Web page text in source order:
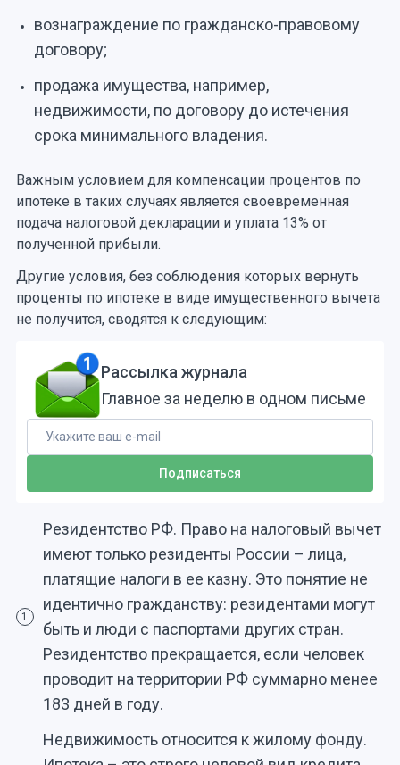
вознаграждение по гражданско-правовому
договору;
продажа имущества, например,
недвижимости, по договору до истечения
срока минимального владения.
Важным условием для компенсации процентов по
ипотеке в таких случаях является своевременная
подача налоговой декларации и уплата 13% от
полученной прибыли.
Другие условия, без соблюдения которых вернуть
проценты по ипотеке в виде имущественного вычета
не получится, сводятся к следующим:
Рассылка журнала
Главное за неделю в одном письме
1
Резидентство РФ. Право на налоговый вычет
имеют только резиденты России – лица,
платящие налоги в ее казну. Это понятие не
идентично гражданству: резидентами могут
быть и люди с паспортами других стран.
Резидентство прекращается, если человек
проводит на территории РФ суммарно менее
183 дней в году.
Недвижимость относится к жилому фонду.